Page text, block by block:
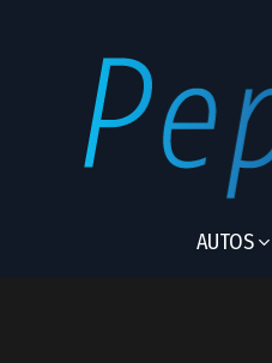
AUTOS